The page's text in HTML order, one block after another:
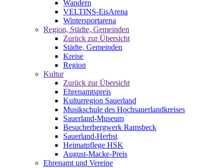
Wandern
VELTINS-EisArena
Wintersportarena
Region, Städte, Gemeinden
Zurück zur Übersicht
Städte, Gemeinden
Kreise
Region
Kultur
Zurück zur Übersicht
Ehrenamtspreis
Kulturregion Sauerland
Musikschule des Hochsauerlandkreises
Sauerland-Museum
Besucherbergwerk Ramsbeck
Sauerland-Herbst
Heimatpflege HSK
August-Macke-Preis
Ehrenamt und Vereine